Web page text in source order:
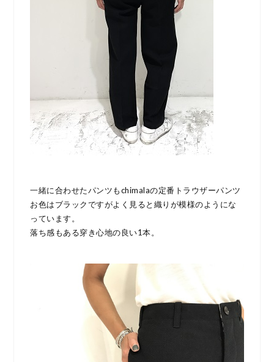
一緒に合わせたパンツもchimalaの定番トラウザーパンツ
お色はブラックですがよく見ると織りが模様のようにな
っています。
落ち感もある穿き心地の良い1本。